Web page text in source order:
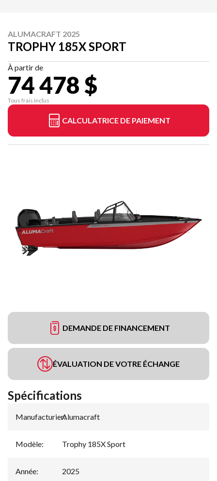
ALUMACRAFT 2025
TROPHY 185X SPORT
À partir de
74 478 $
Tous frais inclus
CALCULATRICE DE PAIEMENT
DEMANDE DE FINANCEMENT
ÉVALUATION DE VOTRE ÉCHANGE
Spécifications
Manufacturier:
Alumacraft
Modèle: Trophy 185X Sport
Année: 2025